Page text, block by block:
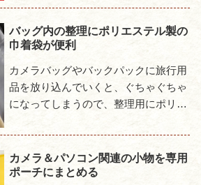
になるとはいえダウンの量が多いもの
だと結構かさばる。そこで私は詰...
バッグ内の整理にポリエステル製の
巾着袋が便利
カメラバッグやバックパックに旅行用
品を放り込んでいくと、ぐちゃぐちゃ
になってしまうので、整理用にポリエ
ポリエステル製である所が重要で、衣
類等の柔らかな物の収納にはクッ...
カメラ＆パソコン関連の小物を専用
ポーチにまとめる